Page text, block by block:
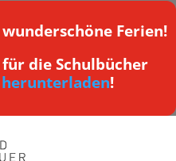
Ferien!
die Schulbücher
!